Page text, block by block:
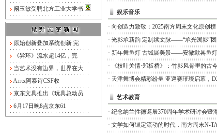
阚玉敏受聘北方工业大学书
原始创新叠加系统创新 完
《异环》流水超14亿，完
当艺术没有边界，世界在大
Arrtx阿泰诗CSF收
京东文具推出《玩具总动员
6月17日晚8点京东61
娱乐音乐
· 向创造力致敬：2025南方周末文化原创
· 光影承新韵 定制续文脉——“承光溯影”
· 新年舞鱼灯 古城展美景——安徽歙县鱼
·
《枝叶关情·郑板桥》：竹影风骨里的古
· 天津舞博会精彩纷呈 亚巡赛璀璨启幕，
艺术教育
· 纪念纳兰性德诞辰370周年学术研讨会暨
· 文学如何锚定流动的时代，南方周末N-